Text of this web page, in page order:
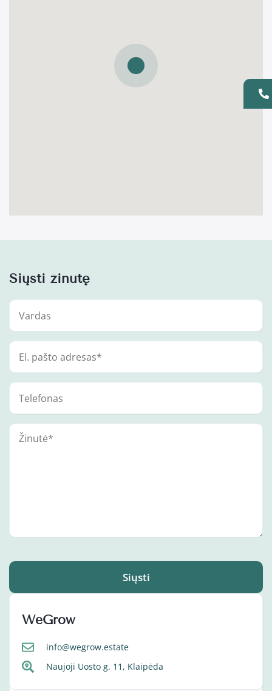
Siųsti žinutę
Siųsti
WeGrow
info@wegrow.estate
Naujoji Uosto g. 11, Klaipėda